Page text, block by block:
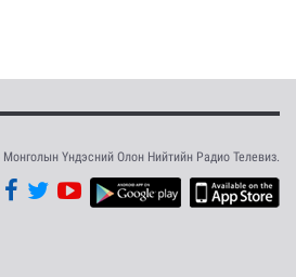
Үндэсний Олон Нийтийн Радио Телевиз.